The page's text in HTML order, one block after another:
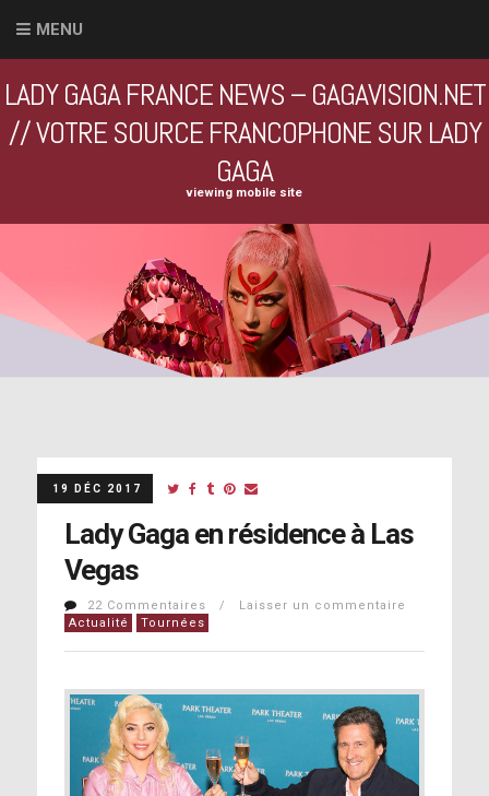
MENU
LADY GAGA FRANCE NEWS – GAGAVISION.NET
// VOTRE SOURCE FRANCOPHONE SUR LADY
GAGA
viewing mobile site
19 DÉC 2017
Lady Gaga en résidence à Las
Vegas
22 Commentaires / Laisser un commentaire
Actualité
Tournées